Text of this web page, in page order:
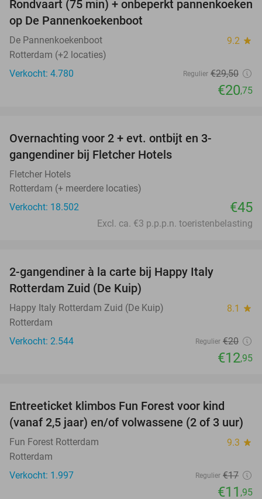
30%
Rondvaart (75 min) + onbeperkt pannenkoeken
op De Pannenkoekenboot
De Pannenkoekenboot 9.2 star
Rotterdam (+2 locaties)
Verkocht: 4.780
Regulier €29,50
€20,75
Overnachting voor 2 + evt. ontbijt en 3-
gangendiner bij Fletcher Hotels
Fletcher Hotels
Rotterdam (+ meerdere locaties)
Verkocht: 18.502
€45
Excl. ca. €3 p.p.p.n. toeristenbelasting
2-gangendiner à la carte bij Happy Italy
Rotterdam Zuid (De Kuip)
Happy Italy Rotterdam Zuid (De Kuip) 8.1 star
Rotterdam
Verkocht: 2.544
Regulier €20
€12,95
Entreeticket klimbos Fun Forest voor kind
(vanaf 2,5 jaar) en/of volwassene (2 of 3 uur)
Fun Forest Rotterdam 9.3 star
Rotterdam
Verkocht: 1.997
Regulier €17
€11 ,95